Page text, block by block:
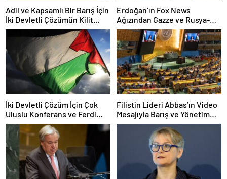
Adil ve Kapsamlı Bir Barış İçin
İki Devletli Çözümün Kilit
Rolü
Erdoğan’ın Fox News
Ağızından Gazze ve Rusya-
Ukraine Politikalarına Yeni
Perspektifler
İki Devletli Çözüm İçin Çok
Uluslu Konferans ve Ferdi
Tanıma Kararları
Filistin Lideri Abbas’ın Video
Mesajıyla Barış ve Yönetim
Reformları Vurgusu